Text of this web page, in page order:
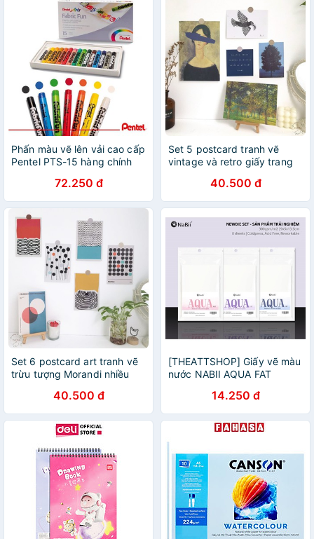
Phấn màu vẽ lên vải cao cấp
Pentel PTS-15 hàng chính
72.250 đ
Set 5 postcard tranh vẽ
vintage và retro giấy trang
40.500 đ
Set 6 postcard art tranh vẽ
trừu tượng Morandi nhiều
40.500 đ
[THEATTSHOP] Giấy vẽ màu
nước NABII AQUA FAT
14.250 đ